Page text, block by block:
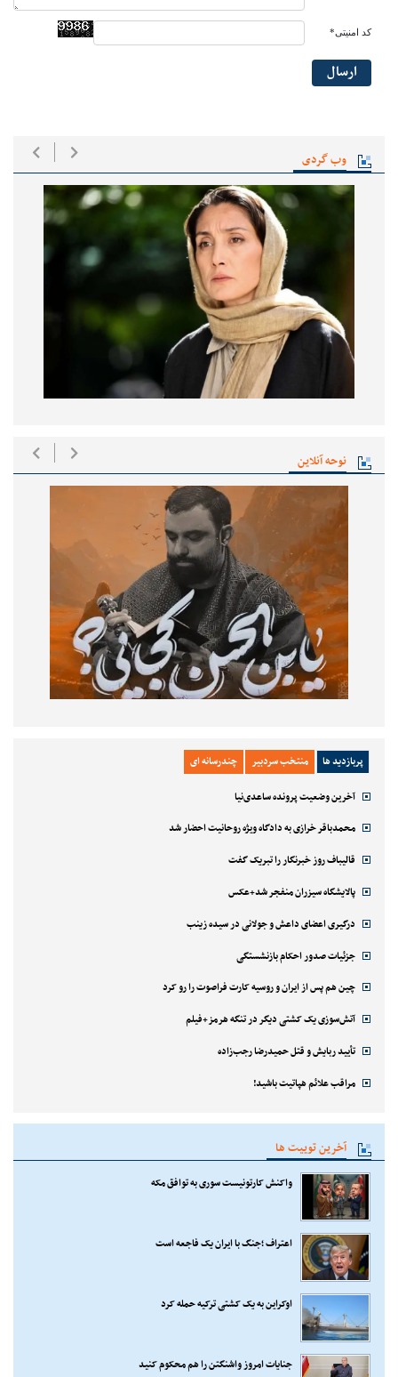
وب گردی
نوحه آنلاین
پربازدید ها منتخب سردبیر چندرسانه ای
آخرین وضعیت پرونده ساعدی‌نیا
محمدباقر خرازی به دادگاه ویژه روحانیت احضار شد
قالیباف روز خبرنگار را تبریک گفت
پالایشگاه سیزران منفجر شد+عکس
درگیری اعضای داعش و جولانی در سیده زینب
جزئیات صدور احکام بازنشستگی
چین هم پس از ایران و روسیه کارت فراصوت را رو کرد
آتش‌سوزی یک کشتی دیگر در تنگه هرمز+فیلم
تأیید ربایش و قتل حمیدرضا رجب‌زاده
مراقب علائم هپاتیت باشید!
آخرین توییت ها
واکنش کارتونیست سوری به توافق مکه
اعتراف ؛جنگ با ایران یک فاجعه است
اوکراین به یک کشتی ترکیه حمله کرد
جنایات امروز واشنگتن را هم محکوم کنید
کد امنیتی*
ارسال